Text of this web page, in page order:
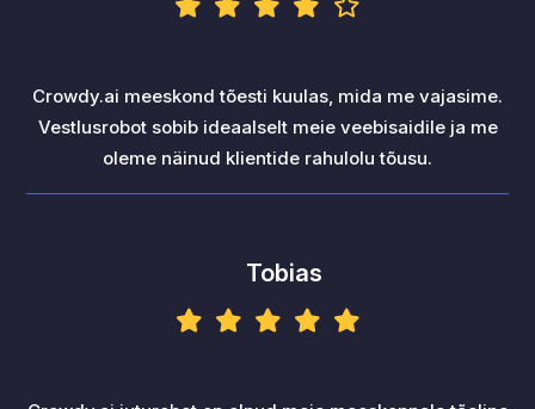
Crowdy.ai meeskond tõesti kuulas, mida me vajasime.
Vestlusrobot sobib ideaalselt meie veebisaidile ja me
oleme näinud klientide rahulolu tõusu.
Tobias